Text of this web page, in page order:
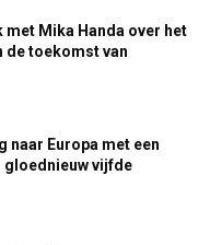
met Mika Handa over het
de toekomst van
naar Europa met een
gloednieuw vijfde